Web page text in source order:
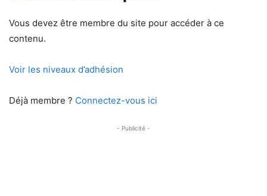
Vous devez être membre du site pour accéder à ce
contenu.
Voir les niveaux d’adhésion
Déjà membre ? Connectez-vous ici
- Publicité -